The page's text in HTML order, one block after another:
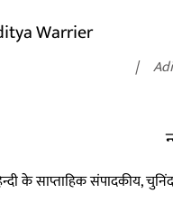
के साप्ताहिक संपादकीय,